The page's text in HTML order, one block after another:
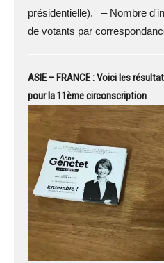
présidentielle). – Nombre
de votants par
ASIE – FRANCE : Voici les
pour la 11ème circonscription